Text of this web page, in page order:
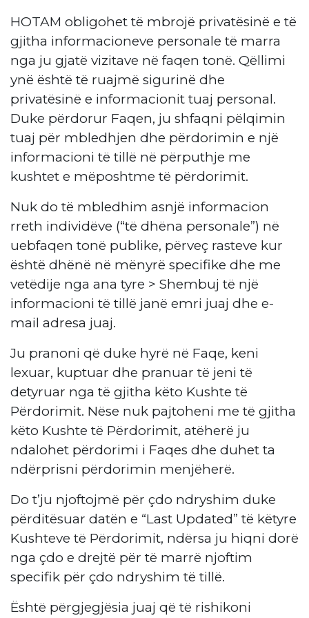
HOTAM obligohet të mbrojë privatësinë e të
gjitha informacioneve personale të marra
nga ju gjatë vizitave në faqen tonë. Qëllimi
ynë është të ruajmë sigurinë dhe
privatësinë e informacionit tuaj personal.
Duke përdorur Faqen, ju shfaqni pëlqimin
tuaj për mbledhjen dhe përdorimin e një
informacioni të tillë në përputhje me
kushtet e mëposhtme të përdorimit.
Nuk do të mbledhim asnjë informacion
rreth individëve (“të dhëna personale”) në
uebfaqen tonë publike, përveç rasteve kur
është dhënë në mënyrë specifike dhe me
vetëdije nga ana tyre > Shembuj të një
informacioni të tillë janë emri juaj dhe e-
mail adresa juaj.
Ju pranoni që duke hyrë në Faqe, keni
lexuar, kuptuar dhe pranuar të jeni të
detyruar nga të gjitha këto Kushte të
Përdorimit. Nëse nuk pajtoheni me të gjitha
këto Kushte të Përdorimit, atëherë ju
ndalohet përdorimi i Faqes dhe duhet ta
ndërprisni përdorimin menjëherë.
Do t’ju njoftojmë për çdo ndryshim duke
përditësuar datën e “Last Updated” të këtyre
Kushteve të Përdorimit, ndërsa ju hiqni dorë
nga çdo e drejtë për të marrë njoftim
specifik për çdo ndryshim të tillë.
Është përgjegjësia juaj që të rishikoni